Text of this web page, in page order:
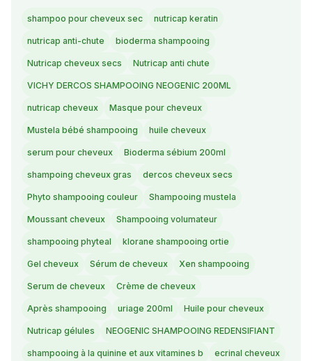
shampoo pour cheveux sec nutricap keratin
nutricap anti-chute bioderma shampooing
Nutricap cheveux secs Nutricap anti chute
VICHY DERCOS SHAMPOOING NEOGENIC 200ML
nutricap cheveux Masque pour cheveux
Mustela bébé shampooing huile cheveux
serum pour cheveux Bioderma sébium 200ml
shampoing cheveux gras dercos cheveux secs
Phyto shampooing couleur Shampooing mustela
Moussant cheveux Shampooing volumateur
shampooing phyteal klorane shampooing ortie
Gel cheveux Sérum de cheveux Xen shampooing
Serum de cheveux Crème de cheveux
Après shampooing uriage 200ml Huile pour cheveux
Nutricap gélules NEOGENIC SHAMPOOING REDENSIFIANT
shampooing à la quinine et aux vitamines b ecrinal cheveux